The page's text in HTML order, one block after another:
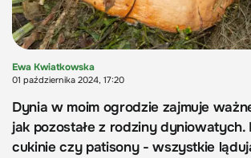
Ewa Kwiatkowska
01 października 2024, 17:20
Dynia w moim ogrodzie zajmuje
jak pozostałe z rodziny dyniowatych.
cukinie czy patisony - wszystkie